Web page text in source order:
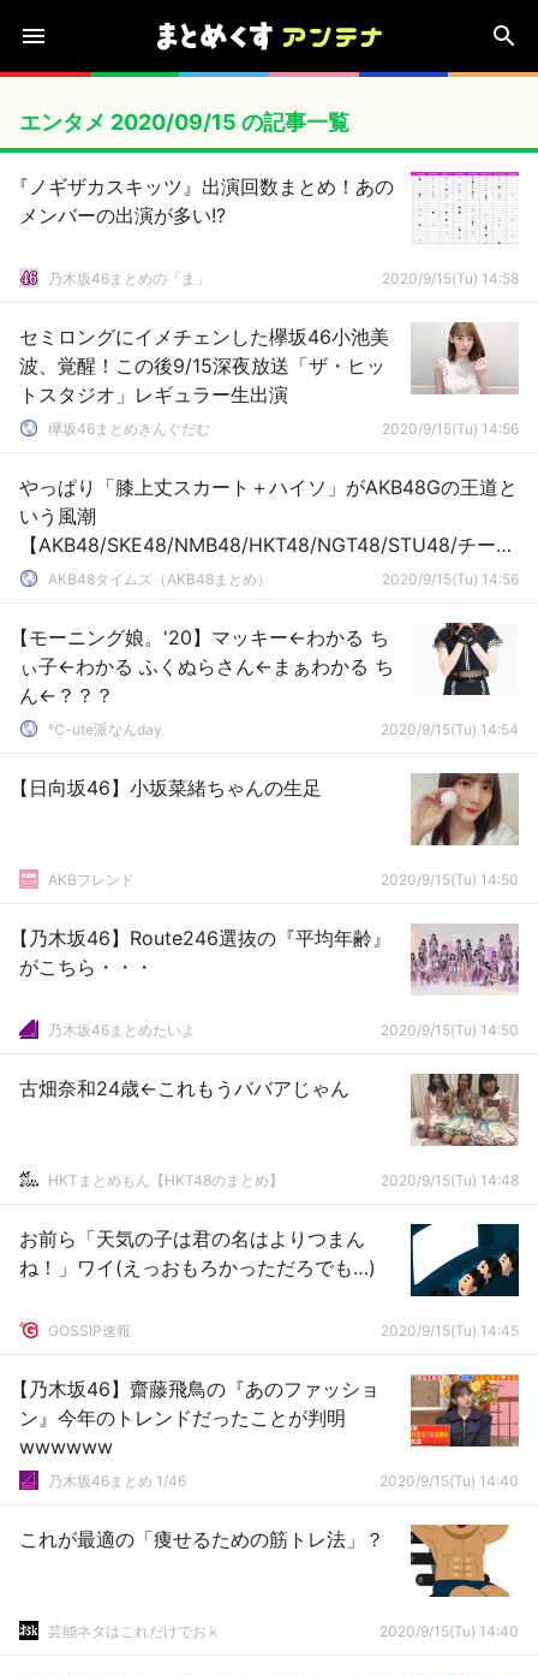
エンタメ 2020/09/15 の記事一覧
『ノギザカスキッツ』出演回数まとめ！あの
メンバーの出演が多い!?
乃木坂46まとめの「ま」 2020/9/15(Tu) 14:58
セミロングにイメチェンした欅坂46小池美
波、覚醒！この後9/15深夜放送「ザ・ヒッ
トスタジオ」レギュラー生出演
欅坂46まとめきんぐだむ 2020/9/15(Tu) 14:56
やっぱり「膝上丈スカート＋ハイソ」がAKB48Gの王道と
いう風潮
【AKB48/SKE48/NMB48/HKT48/NGT48/STU48/チーム
8】AKB48タイムズ（AKB48まとめ） 2020/9/15(Tu) 14:56
【モーニング娘。'20】マッキー←わかる ち
ぃ子←わかる ふくぬらさん←まぁわかる ち
ん←？？？
℃-ute派なんday 2020/9/15(Tu) 14:54
【日向坂46】小坂菜緒ちゃんの生足
AKBフレンド 2020/9/15(Tu) 14:50
【乃木坂46】Route246選抜の『平均年齢』
がこちら・・・
乃木坂46まとめたいよ 2020/9/15(Tu) 14:50
古畑奈和24歳←これもうババアじゃん
HKTまとめもん【HKT48のまとめ】 2020/9/15(Tu) 14:48
お前ら「天気の子は君の名はよりつまん
ね！」ワイ(えっおもろかっただろでも…)
GOSSIP速報 2020/9/15(Tu) 14:45
【乃木坂46】齋藤飛鳥の『あのファッショ
ン』今年のトレンドだったことが判明
wwwwww
乃木坂46まとめ 1/46 2020/9/15(Tu) 14:40
これが最適の「痩せるための筋トレ法」？
芸能ネタはこれだけでおｋ 2020/9/15(Tu) 14:40